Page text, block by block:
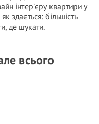
інтер’єру квартири у
здається: більшість
де шукати.
всього